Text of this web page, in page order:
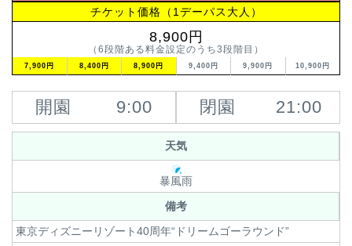
チケット価格（1デーパス大人）
8,900円
（6段階ある料金設定のうち3段階目）
7,900円 8,400円 8,900円 9,400円 9,900円 10,900円
開園 9:00 閉園 21:00
天気
暴風雨
備考
東京ディズニーリゾート40周年“ドリームゴーラウンド”